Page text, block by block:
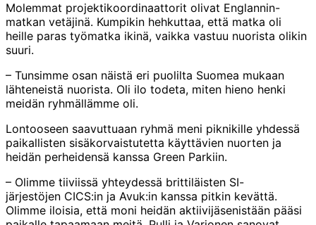
Molemmat projektikoordinaattorit olivat Englannin-
matkan vetäjinä. Kumpikin hehkuttaa, että matka oli
heille paras työmatka ikinä, vaikka vastuu nuorista olikin
suuri.
– Tunsimme osan näistä eri puolilta Suomea mukaan
lähteneistä nuorista. Oli ilo todeta, miten hieno henki
meidän ryhmällämme oli.
Lontooseen saavuttuaan ryhmä meni piknikille yhdessä
paikallisten sisäkorvaistutetta käyttävien nuorten ja
heidän perheidensä kanssa Green Parkiin.
– Olimme tiiviissä yhteydessä brittiläisten SI-
järjestöjen CICS:in ja Avuk:in kanssa pitkin kevättä.
Olimme iloisia, että moni heidän aktiivijäsenistään pääsi